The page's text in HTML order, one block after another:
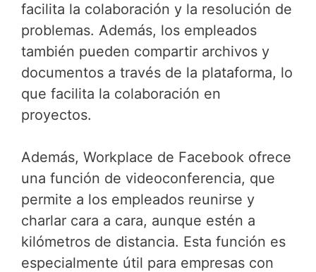
facilita la colaboración y la resolución de
problemas. Además, los empleados
también pueden compartir archivos y
documentos a través de la plataforma, lo
que facilita la colaboración en
proyectos.
Además, Workplace de Facebook ofrece
una función de videoconferencia, que
permite a los empleados reunirse y
charlar cara a cara, aunque estén a
kilómetros de distancia. Esta función es
especialmente útil para empresas con